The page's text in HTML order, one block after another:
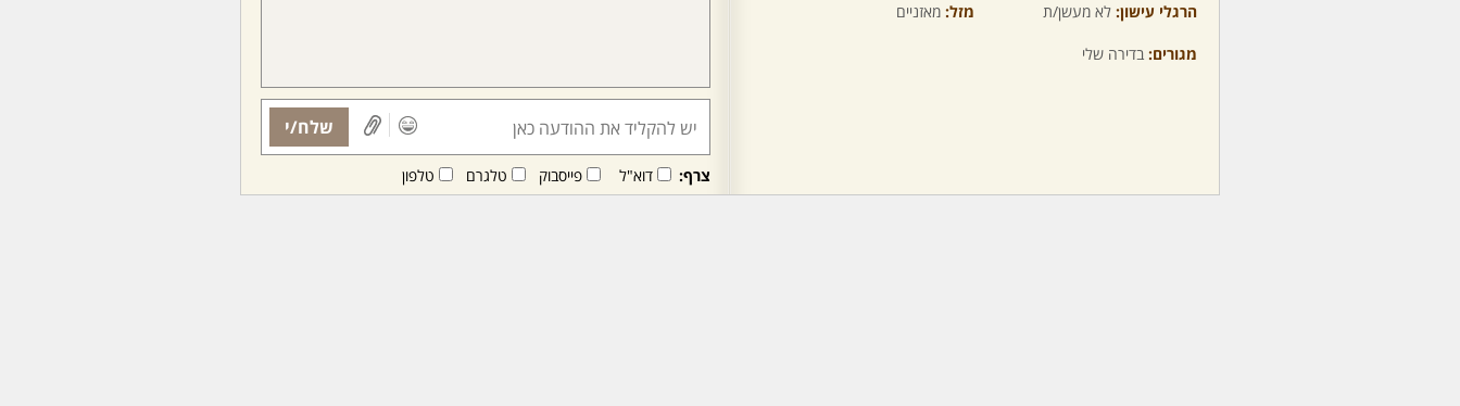
הרגלי עישון: לא מעשן/ת מזל: מאזניים
מגורים: בדירה שלי
שלח/י
צרף: דוא"ל פייסבוק טלגרם טלפון